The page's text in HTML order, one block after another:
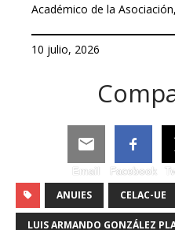
Académico de la
10 julio, 2026
Email Facebook
ANUIES CELAC-UE
LUIS ARMANDO GONZÁLEZ